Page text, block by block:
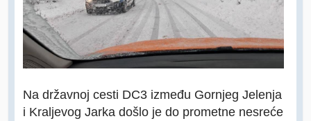
Na državnoj cesti DC3 između Gornjeg Jelenja
i Kraljevog Jarka došlo je do prometne nesreće